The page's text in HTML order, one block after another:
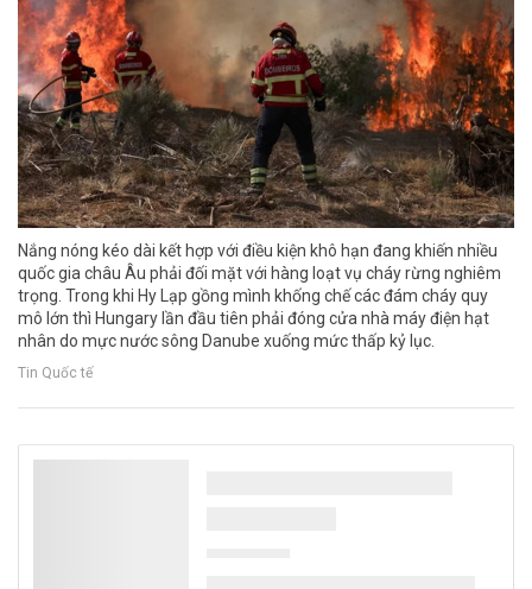
Nắng nóng kéo dài kết hợp với điều kiện khô hạn đang khiến nhiều
quốc gia châu Âu phải đối mặt với hàng loạt vụ cháy rừng nghiêm
trọng. Trong khi Hy Lạp gồng mình khống chế các đám cháy quy
mô lớn thì Hungary lần đầu tiên phải đóng cửa nhà máy điện hạt
nhân do mực nước sông Danube xuống mức thấp kỷ lục.
Tin Quốc tế